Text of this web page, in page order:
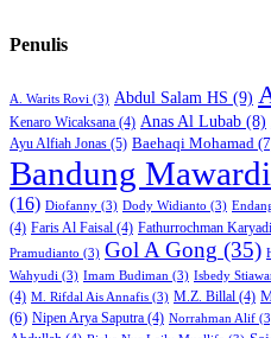
Penulis
A. Warits Rovi (3) Abdul Salam HS (9)
Kenaro Wicaksana (4) Anas Al Lubab (8)
Ayu Alfiah Jonas (5) Baehaqi Mohamad
Bandung Mawardi
(16) Diofanny (3) Dody Widianto (3)
(4) Faris Al Faisal (4) Fathurrochman Karyadi
Pramudianto (3) Gol A Gong (35)
Wahyudi (3) Imam Budiman (3) Isbedy
(4) M. Rifdal Ais Annafis (3) M.Z. Billal (4)
(6) Nipen Arya Saputra (4) Norrahman Alif